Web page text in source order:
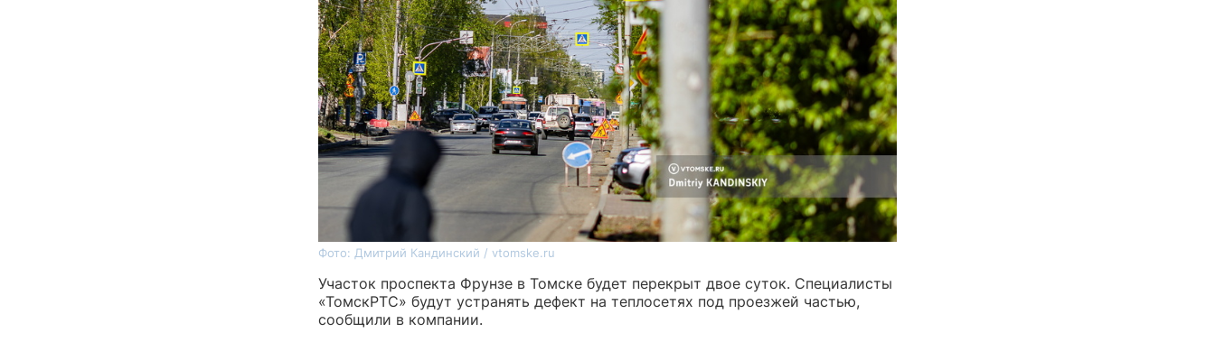
Фото: Дмитрий Кандинский / vtomske.ru
Участок проспекта Фрунзе в Томске будет перекрыт двое суток. Специалисты
«ТомскРТС» будут устранять дефект на теплосетях под проезжей частью,
сообщили в компании.